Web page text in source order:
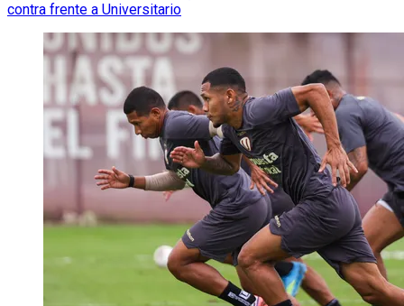
contra frente a Universitario